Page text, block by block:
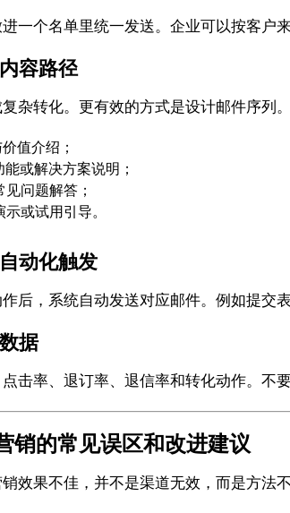
一个名单里统一发送。企业可以按客户
容路径
杂转化。更有效的方式是设计邮件序列。
值介绍；
或解决方案说明；
问题解答；
或试用引导。
动化触发
后，系统自动发送对应邮件。例如提交
据
击率、退订率、退信率和转化动作。不
销的常见误区和改进建议
效果不佳，并不是渠道无效，而是方法不